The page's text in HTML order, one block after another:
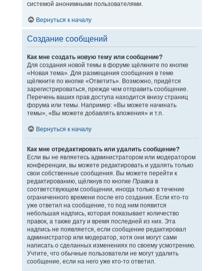
системой анонимными пользователями.
Вернуться к началу
Создание сообщений
Как мне создать новую тему или сообщение?
Для создания новой темы в форуме щёлкните по кнопке
«Новая тема». Для размещения сообщения в теме
щёлкните по кнопке «Ответить». Возможно, придётся
зарегистрироваться, прежде чем отправить сообщение.
Перечень ваших прав доступа находится внизу страниц
форума или темы. Например: «Вы можете начинать
темы», «Вы можете добавлять вложения» и т.п.
Вернуться к началу
Как мне отредактировать или удалить сообщение?
Если вы не являетесь администратором или модератором
конференции, вы можете редактировать и удалять только
свои собственные сообщения. Вы можете перейти к
редактированию, щёлкнув по кнопке Правкав
соответствующем сообщении, иногда только в течение
ограниченного времени после его создания. Если кто-то
уже ответил на сообщение, то под ним появится
небольшая надпись, которая показывает количество
правок, а также дату и время последней из них. Эта
надпись не появляется, если сообщение редактировал
администратор или модератор, хотя они могут сами
написать о сделанных изменениях по своему усмотрению.
Учтите, что обычные пользователи не могут удалить
сообщение, если на него уже кто-то ответил.